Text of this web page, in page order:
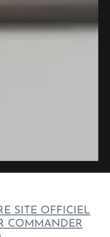
SITE OFFICIEL
COMMANDER